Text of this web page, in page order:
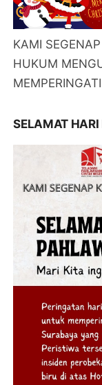
KAMI
HUKUM
SELAMAT